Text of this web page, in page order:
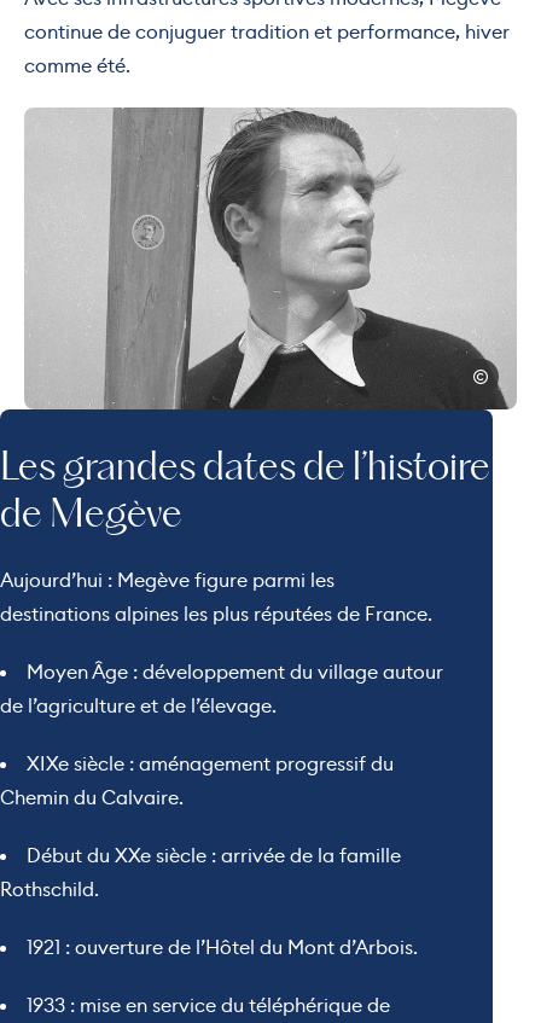
Photo, © © Collection Privée Emile
©
continue de conjuguer tradition et performance, hiver
comme été.
Les grandes dates de l’histoire
de Megève
Aujourd’hui : Megève figure parmi les
destinations alpines les plus réputées de France.
Moyen Âge : développement du village autour
de l’agriculture et de l’élevage.
XIXe siècle : aménagement progressif du
Chemin du Calvaire.
Début du XXe siècle : arrivée de la famille
Rothschild.
1921 : ouverture de l’Hôtel du Mont d’Arbois.
1933 : mise en service du téléphérique de